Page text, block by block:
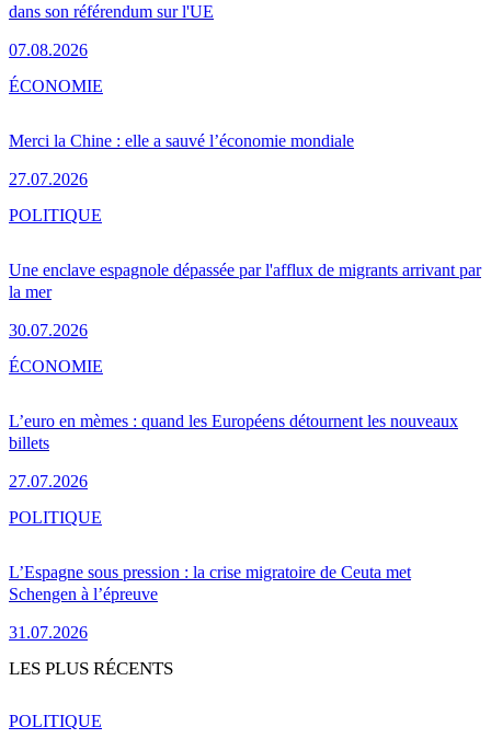
dans son référendum sur l'UE
07.08.2026
Merci la Chine : elle a sauvé l’économie mondiale
27.07.2026
ÉCONOMIE
Une enclave espagnole dépassée par l'afflux de migrants arrivant par
la mer
30.07.2026
POLITIQUE
L’euro en mèmes : quand les Européens détournent les nouveaux
billets
27.07.2026
ÉCONOMIE
L’Espagne sous pression : la crise migratoire de Ceuta met
Schengen à l’épreuve
31.07.2026
POLITIQUE
LES PLUS RÉCENTS
POLITIQUE